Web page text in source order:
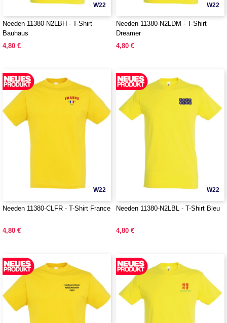
W22
Needen 11380-N2LBH - T-Shirt
Bauhaus
4,80 €
W22
Needen 11380-N2LDM - T-Shirt
Dreamer
4,80 €
W22
Needen 11380-CLFR - T-Shirt France
4,80 €
W22
Needen 11380-N2LBL - T-Shirt Bleu
4,80 €